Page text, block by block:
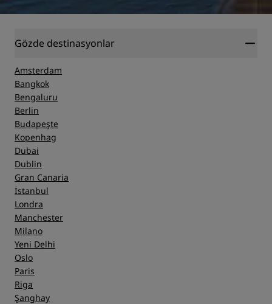
Gözde destinasyonlar
Amsterdam
Bangkok
Bengaluru
Berlin
Budapeşte
Kopenhag
Dubai
Dublin
Gran Canaria
İstanbul
Londra
Manchester
Milano
Yeni Delhi
Oslo
Paris
Riga
Şanghay